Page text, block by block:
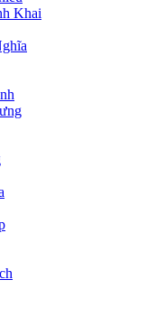
Khai